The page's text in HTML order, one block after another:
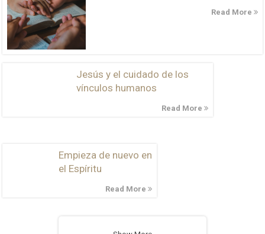
Read More
Jesús y el cuidado de los
vínculos humanos
Read More
Empieza de nuevo en
el Espíritu
Read More